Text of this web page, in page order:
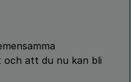
och att du nu kan bli